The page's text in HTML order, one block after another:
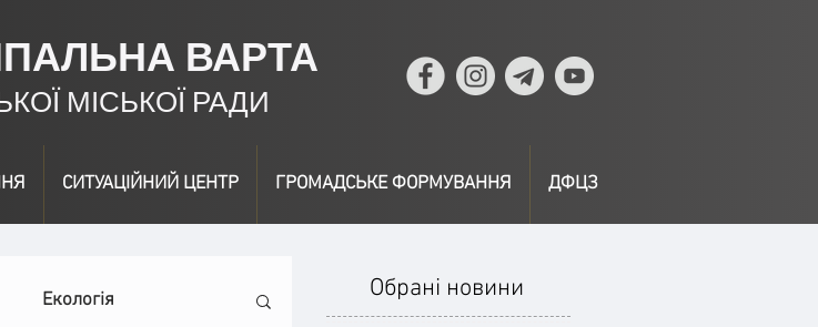
ВАРТА
МІСЬКОЇ РАДИ
СИТУАЦІЙНИЙ ЦЕНТР ГРОМАДСЬКЕ ФОРМУВАННЯ ДФЦЗ
Екологія Обрані новини